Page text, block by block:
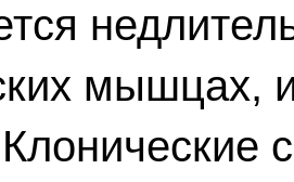
мышцах,